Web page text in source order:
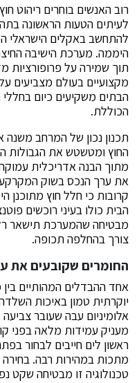
רוב האנשים בוחרים ריהוט
לעיתים הטעות הראשונה
להתחשב באקלים הישראלי
היממה. מערכת הישיבה
תוך שמירה על פרופורציות
מקצועיים בעולם מצביעים
הבתים משקיעים כיום
הכוללת.
תכנון נכון של המרחב משנה
החוץ ומטשטש את הגבולות
מתוך הבנה אדריכלית
את ערך הנכס בשוק
קרובות כי חלל חוץ
הבית כולו בעיני רוכשים
מבטיחה שהמערכת תישאר
צורך בהחלפה תכופה.
החומרים שקובעים את
אחד ההבדלים המהותיים
יוקרתית טמון באיכות
אלומיניום עבה שעובר
מעניק עמידות מלאה בפני
ראשון לים חייבים לבחור
מתכות במהירות רבה.
טכנולוגיה זו מבטיחה שקט